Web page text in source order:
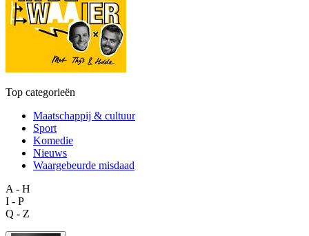
Top categorieën
Maatschappij & cultuur
Sport
Komedie
Nieuws
Waargebeurde misdaad
A - H
I - P
Q - Z